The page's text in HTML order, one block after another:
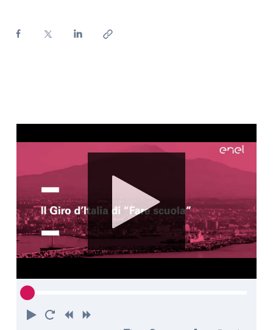
PlayRestart
RewindForward